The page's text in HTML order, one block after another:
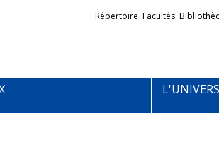
Liens
externes
Répertoire Facultés